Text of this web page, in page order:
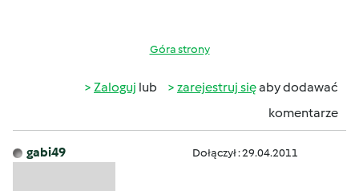
Góra strony
Zaloguj lub zarejestruj sięaby dodawać
komentarze
gabi49 Dołączył : 29.04.2011